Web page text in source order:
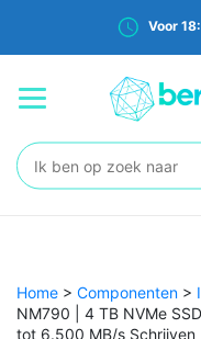
Voor
Zoeken:
Home > Componenten >
NM790 | 4 TB NVMe
tot 6.500 MB/s Schrijven